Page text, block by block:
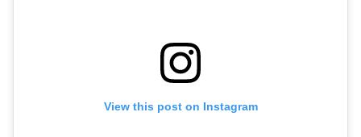
View this post on Instagram